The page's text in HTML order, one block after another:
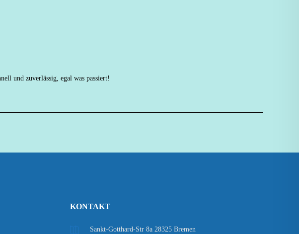
und zuverlässig, egal was passiert!
KONTAKT
Sankt-Gotthard-Str 8a 28325 Bremen